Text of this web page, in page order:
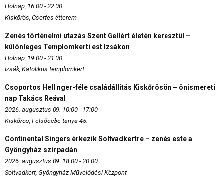
Holnap, 16:00 - 22:00
Kiskőrös, Cserfes étterem
Zenés történelmi utazás Szent Gellért életén keresztül –
különleges Templomkerti est Izsákon
Holnap, 19:00 - 21:00
Izsák, Katolikus templomkert
Csoportos Hellinger-féle családállítás Kiskőrösön – önismereti
nap Takács Reával
2026. augusztus 09. 10:00 - 17:00
Kiskőrös, Felsőcebe tanya 45.
Continental Singers érkezik Soltvadkertre – zenés este a
Gyöngyház színpadán
2026. augusztus 09. 18:00 - 20:00
Soltvadkert, Gyöngyház Művelődési Központ